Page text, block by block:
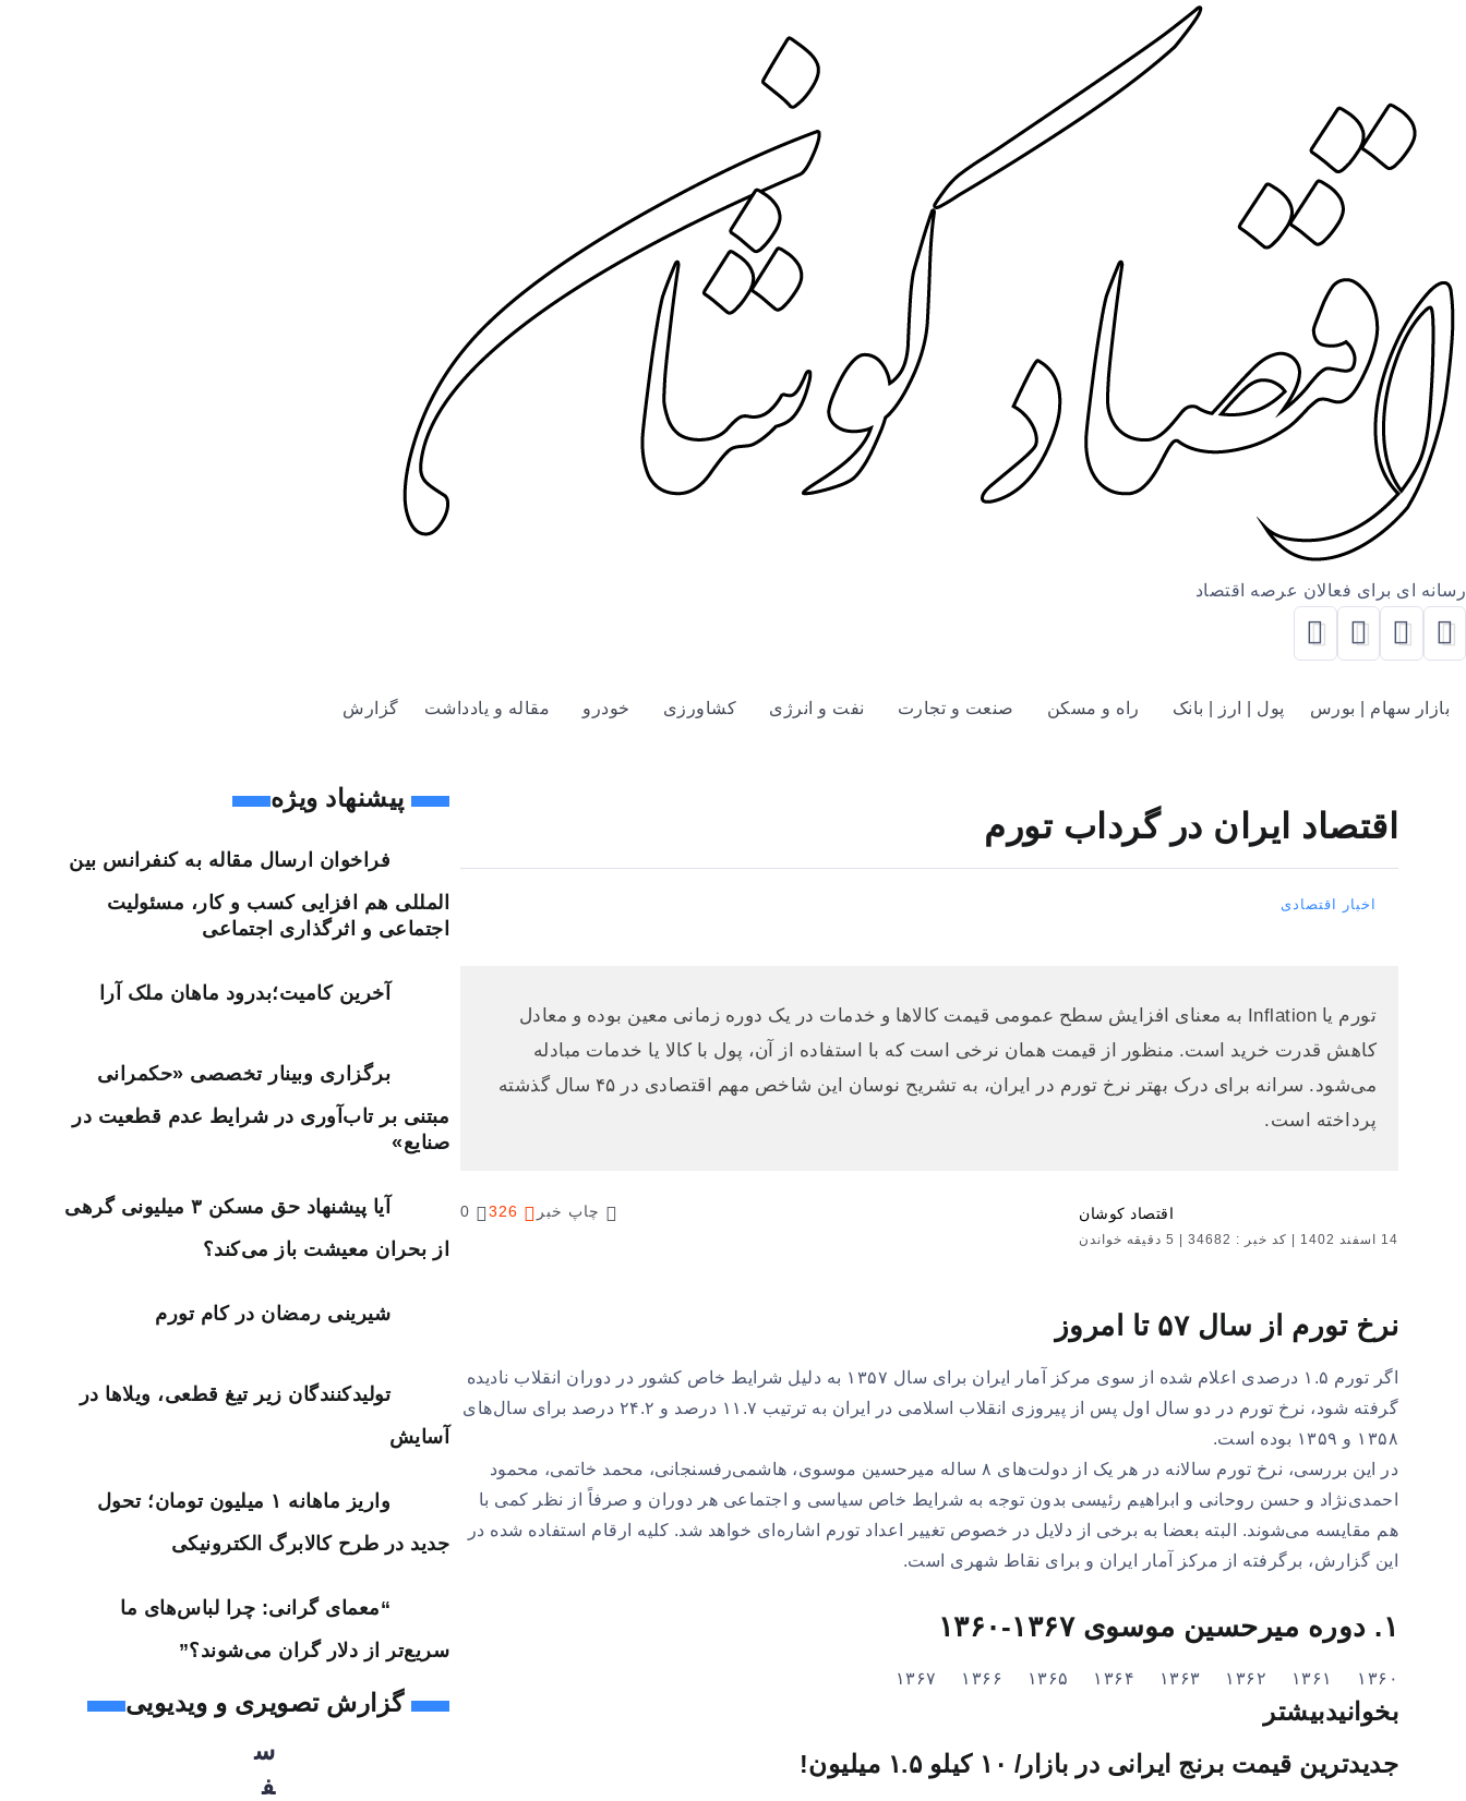
رسانه ای برای فعالان عرصه اقتصاد
بازار سهام | بورس پول | ارز | بانک راه و مسکن صنعت و تجارت نفت و انرژی کشاورزی خودرو مقاله و یادداشت گزارش
اقتصاد ایران در گرداب تورم
اخبار اقتصادی
تورم یا Inflation به معنای افزایش سطح عمومی قیمت‌ کالاها و خدمات در یک دوره زمانی معین بوده و معادل
کاهش قدرت خرید است. منظور از قیمت همان نرخی است که با استفاده از آن، پول با کالا یا خدمات مبادله
می‌شود. سرانه برای درک بهتر نرخ تورم در ایران، به تشریح نوسان این شاخص مهم اقتصادی در ۴۵ سال گذشته
پرداخته است.
اقتصاد کوشان
14 اسفند 1402 کد خبر : 34682 5 دقیقه خواندن
چاپ خبر 326
0
نرخ تورم از سال ۵۷ تا امروز
اگر تورم ۱.۵ درصدی اعلام شده از سوی مرکز آمار ایران برای سال ۱۳۵۷ به دلیل شرایط خاص کشور در دوران انقلاب نادیده
گرفته شود، نرخ تورم در دو سال اول پس از پیروزی انقلاب اسلامی در ایران به ترتیب ۱۱.۷ درصد و ۲۴.۲ درصد برای سال‌های
۱۳۵۸ و ۱۳۵۹ بوده است.
در این بررسی، نرخ تورم سالانه در هر یک از دولت‌های ۸ ساله میرحسین موسوی، هاشمی‌رفسنجانی، محمد خاتمی، محمود
احمدی‌نژاد و حسن روحانی و ابراهیم رئیسی بدون توجه به شرایط خاص سیاسی و اجتماعی هر دوران و صرفاً از نظر کمی با
هم مقایسه می‌شوند. البته بعضا به برخی از دلایل در خصوص تغییر اعداد تورم اشاره‌ای خواهد شد. کلیه ارقام استفاده شده در
این گزارش، برگرفته از مرکز آمار ایران و برای نقاط شهری است.
۱. دوره میرحسین موسوی ۱۳۶۷-۱۳۶۰
۱۳۶۰ ۱۳۶۱ ۱۳۶۲ ۱۳۶۳ ۱۳۶۴ ۱۳۶۵ ۱۳۶۶ ۱۳۶۷
بخوانیدبیشتر
جدیدترین قیمت برنج ایرانی در بازار/ ۱۰ کیلو ۱.۵ میلیون!
پیشنهاد ویژه
فراخوان ارسال مقاله به کنفرانس بین
المللی هم افزایی کسب و کار، مسئولیت
اجتماعی و اثرگذاری اجتماعی
آخرین کامیت؛بدرود ماهان ملک آرا
برگزاری وبینار تخصصی «حکمرانی
مبتنی بر تاب‌آوری در شرایط عدم قطعیت در
صنایع»
آیا پیشنهاد حق مسکن ۳ میلیونی گرهی
از بحران معیشت باز می‌کند؟
شیرینی رمضان در کام تورم
تولیدکنندگان زیر تیغ قطعی، ویلاها در
آسایش
واریز ماهانه ۱ میلیون تومان؛ تحول
جدید در طرح کالابرگ الکترونیکی
“معمای گرانی: چرا لباس‌های ما
سریع‌تر از دلار گران می‌شوند؟”
گزارش تصویری و ویدیویی
س
ف